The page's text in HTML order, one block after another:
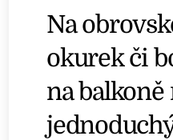
Na
okurek či
na